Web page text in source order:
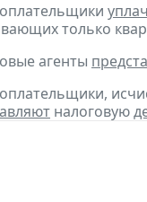
только
агенты
налоговую